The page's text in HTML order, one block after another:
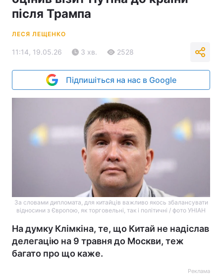
після Трампа
ЛЕСЯ ЛЕЩЕНКО
11:14, 19.05.26 3 хв. 2528
Підпишіться на нас в Google
За словами дипломата, для китайців важливо якось збалансувати
відносини з Європою, як торговельні, так і політичні / фото УНІАН
На думку Клімкіна, те, що Китай не надіслав
делегацію на 9 травня до Москви, теж
багато про що каже.
Реклама